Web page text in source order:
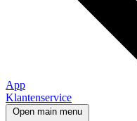
App
Klantenservice
Open main menu